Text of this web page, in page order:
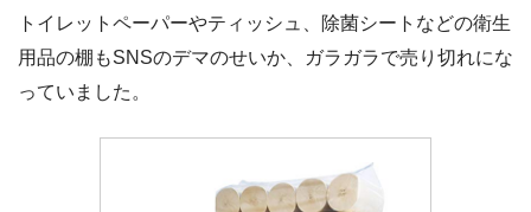
トイレットペーパーやティッシュ、除菌シートなどの衛生
用品の棚もSNSのデマのせいか、ガラガラで売り切れにな
っていました。